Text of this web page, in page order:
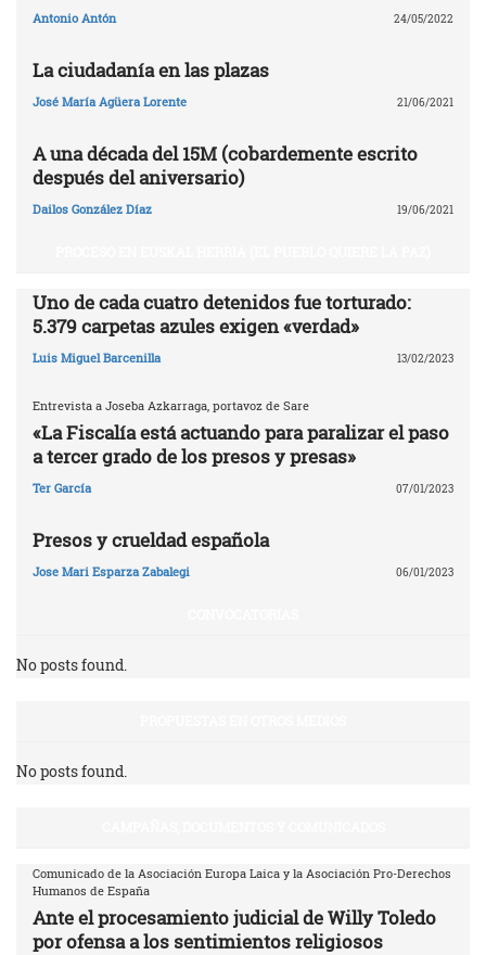
Antonio Antón 24/05/2022
La ciudadanía en las plazas
José María Agüera Lorente 21/06/2021
A una década del 15M (cobardemente escrito
después del aniversario)
Dailos González Díaz 19/06/2021
Uno de cada cuatro detenidos fue torturado:
5.379 carpetas azules exigen «verdad»
Luis Miguel Barcenilla 13/02/2023
Entrevista a Joseba Azkarraga, portavoz de Sare
«La Fiscalía está actuando para paralizar el paso
a tercer grado de los presos y presas»
Ter García 07/01/2023
Presos y crueldad española
Jose Mari Esparza Zabalegi 06/01/2023
No posts found.
No posts found.
Comunicado de la Asociación Europa Laica y la Asociación Pro-Derechos
Humanos de España
Ante el procesamiento judicial de Willy Toledo
por ofensa a los sentimientos religiosos